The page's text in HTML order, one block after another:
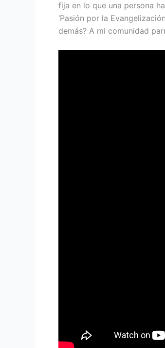
fija en lo que una persona
‘Pasión por la
demás? A mi comunidad